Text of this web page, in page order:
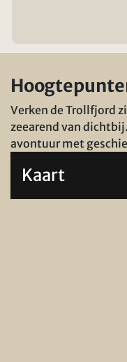
Verken de Trollfjord
zeearend van
avontuur met
Kaart